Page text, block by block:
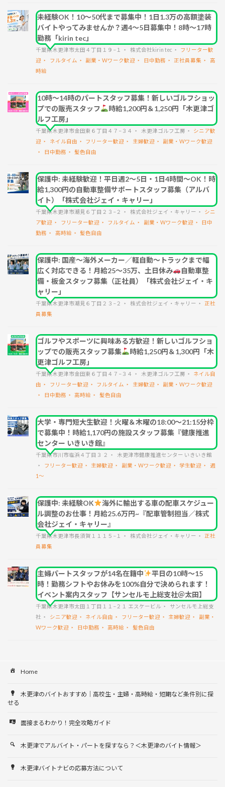
未経験OK！10～50代まで募集中！1日1.3万の高額塗装
バイトやってみませんか？週4～5日募集中！8時～17時
勤務「kirin tec」
千葉県木更津市太田４丁目１９−１ 株式会社kirin tec
フリーター歓
迎
フルタイム 副業・Wワーク歓迎 日中勤務 正社員募集
高
時給
10時～14時のパートスタッフ募集！新しいゴルフショッ
プでの販売スタッフ
時給1,200円＆1,250円「木更津ゴ
ルフ工房」
千葉県木更津市金田東６丁目４７−３４ 木更津ゴルフ工房
シニア歓
迎
ネイル自由 フリーター歓迎 主婦歓迎
副業・Wワーク歓迎
日中勤務
髪色自由
保護中: 未経験歓迎！平日週2～5日・1日4時間～OK！時
給1,300円の自動車整備サポートスタッフ募集（アルバ
イト）「株式会社ジェイ・キャリー」
千葉県木更津市潮見６丁目２３−２ 株式会社ジェイ・キャリー
シニ
ア歓迎
フリーター歓迎 フルタイム 副業・Wワーク歓迎
日中
勤務
高時給 髪色自由
保護中: 国産～海外メーカー／軽自動～トラックまで幅
広く対応できる！月給25～35万、土日休み
自動車整
備・板金スタッフ募集（正社員）「株式会社ジェイ・キ
ャリー」
千葉県木更津市潮見６丁目２３−２ 株式会社ジェイ・キャリー
正社
員募集
ゴルフやスポーツに興味ある方歓迎！新しいゴルフショ
ップでの販売スタッフ募集
時給1,250円＆1,300円「木
更津ゴルフ工房」
千葉県木更津市金田東６丁目４７−３４ 木更津ゴルフ工房
ネイル自
由
フリーター歓迎 フルタイム 主婦歓迎
副業・Wワーク歓迎
日中勤務
高時給 髪色自由
大学・専門短大生歓迎！火曜＆木曜の18:00～21:15分枠
で募集中！時給1,170円の施設スタッフ募集『健康推進
センター いきいき館』
千葉県市川市塩浜４丁目３ ２
木更津市健康推進センター いきいき館
フリーター歓迎
主婦歓迎 副業・Wワーク歓迎 学生歓迎
週
1～
保護中: 未経験OK
海外に輸出する車の配車スケジュー
ル調整のお仕事！月給25.6万円~『配車管制担当／株式
会社ジェイ・キャリー』
千葉県木更津市長須賀１１１５−１ 株式会社ジェイ・キャリー
正社
員募集
主婦パートスタッフが14名在籍中
平日の10時～15
時！勤務シフトやお休みを100%自分で決められます！
イベント案内スタッフ【サンセルモ上総支社＠太田】
千葉県木更津市太田１丁目１１−２１ エスケービル
サンセルモ上総支
社
シニア歓迎 ネイル自由 フリーター歓迎 主婦歓迎
副業・
Wワーク歓迎
日中勤務 高時給 髪色自由
Home
木更津のバイトおすすめ｜高校生・主婦・高時給・短期など条件別に探
せる
面接まるわかり！完全攻略ガイド
木更津でアルバイト・パートを探すなら？＜木更津のバイト情報＞
木更津バイトナビの応募方法について